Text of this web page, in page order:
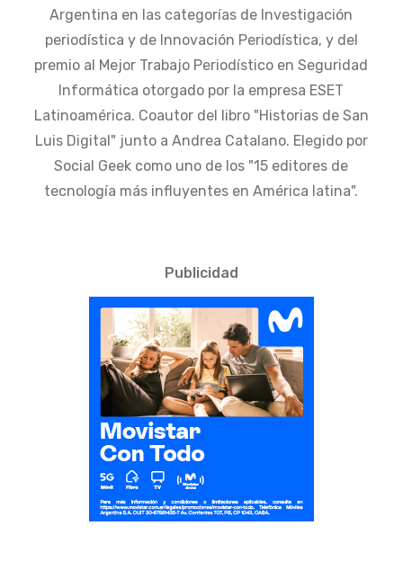
Argentina en las categorías de Investigación
periodística y de Innovación Periodística, y del
premio al Mejor Trabajo Periodístico en Seguridad
Informática otorgado por la empresa ESET
Latinoamérica. Coautor del libro "Historias de San
Luis Digital" junto a Andrea Catalano. Elegido por
Social Geek como uno de los "15 editores de
tecnología más influyentes en América latina".
Publicidad